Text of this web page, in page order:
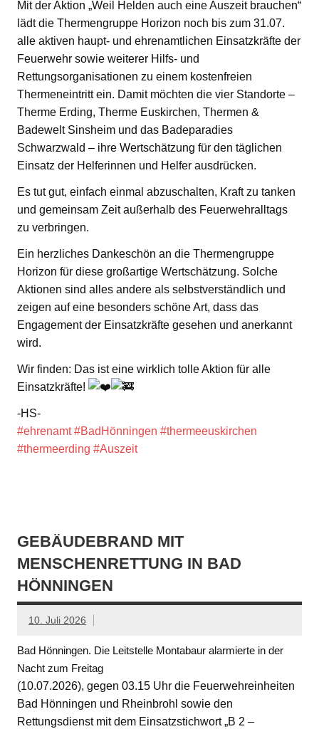
Mit der Aktion „Weil Helden auch eine Auszeit brauchen“
lädt die Thermengruppe Horizon noch bis zum 31.07.
alle aktiven haupt- und ehrenamtlichen Einsatzkräfte der
Feuerwehr sowie weiterer Hilfs- und
Rettungsorganisationen zu einem kostenfreien
Thermeneintritt ein. Damit möchten die vier Standorte –
Therme Erding, Therme Euskirchen, Thermen &
Badewelt Sinsheim und das Badeparadies
Schwarzwald – ihre Wertschätzung für den täglichen
Einsatz der Helferinnen und Helfer ausdrücken.
Es tut gut, einfach einmal abzuschalten, Kraft zu tanken
und gemeinsam Zeit außerhalb des Feuerwehralltags
zu verbringen.
Ein herzliches Dankeschön an die Thermengruppe
Horizon für diese großartige Wertschätzung. Solche
Aktionen sind alles andere als selbstverständlich und
zeigen auf eine besonders schöne Art, dass das
Engagement der Einsatzkräfte gesehen und anerkannt
wird.
Wir finden: Das ist eine wirklich tolle Aktion für alle
Einsatzkräfte!
-HS-
#ehrenamt #BadHönningen #thermeeuskirchen
#thermeerding #Auszeit
GEBÄUDEBRAND MIT
MENSCHENRETTUNG IN BAD
HÖNNINGEN
10. Juli 2026
Bad Hönningen. Die Leitstelle Montabaur alarmierte in der
Nacht zum Freitag
(10.07.2026), gegen 03.15 Uhr die Feuerwehreinheiten
Bad Hönningen und Rheinbrohl sowie den
Rettungsdienst mit dem Einsatzstichwort „B 2 –